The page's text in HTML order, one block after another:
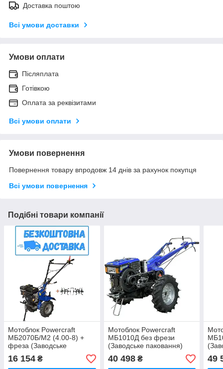
Доставка поштою
Всі умови доставки
Умови оплати
Післяплата
Готівкою
Оплата за реквізитами
Всі умови оплати
Умови повернення
Повернення товару впродовж 14 днів за рахунок покупця
Всі умови повернення
Подібні товари компанії
Мотоблок Powercraft
МБ2070Б/М2 (4.00-8) +
фреза (Заводське
паковання)
16 154 ₴
Мотоблок Powercraft
МБ1010Д без фрези
(Заводське паковання)
40 498₴ 49